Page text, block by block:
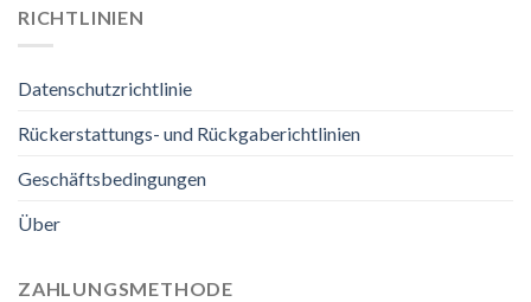
RICHTLINIEN
Datenschutzrichtlinie
Rückerstattungs- und Rückgaberichtlinien
Geschäftsbedingungen
Über
ZAHLUNGSMETHODE